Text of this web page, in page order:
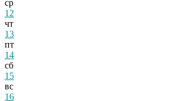
ср
12
чт
13
пт
14
сб
15
вс
16